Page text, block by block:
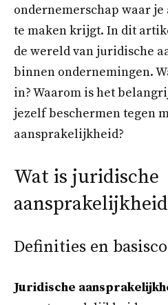
ondernemerschap waar
te maken krijgt. In dit
de wereld van juridische
binnen ondernemingen.
in? Waarom is het
jezelf beschermen tegen
aansprakelijkheid?
Wat is juridische
Definities en
Juridische